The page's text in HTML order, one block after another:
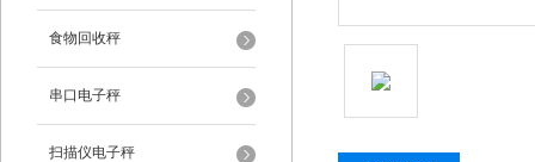
食物回收秤
串口电子秤
扫描仪电子秤